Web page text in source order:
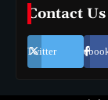
Contact Us
Twitter